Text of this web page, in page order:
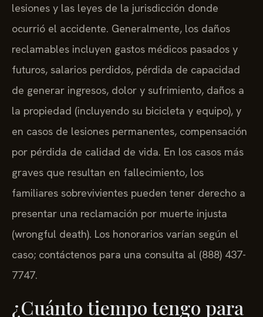
lesiones y las leyes de la jurisdicción donde
ocurrió el accidente. Generalmente, los daños
reclamables incluyen gastos médicos pasados y
futuros, salarios perdidos, pérdida de capacidad
de generar ingresos, dolor y sufrimiento, daños a
la propiedad (incluyendo su bicicleta y equipo), y
en casos de lesiones permanentes, compensación
por pérdida de calidad de vida. En los casos más
graves que resultan en fallecimiento, los
familiares sobrevivientes pueden tener derecho a
presentar una reclamación por muerte injusta
(wrongful death). Los honorarios varían según el
caso; contáctenos para una consulta al (888) 437-
7747.
¿Cuánto tiempo tengo para